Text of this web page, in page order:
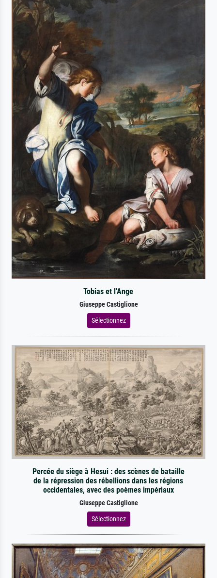
Tobias et l'Ange
Giuseppe Castiglione
Sélectionnez
Percée du siège à Hesui : des scènes de bataille
de la répression des rébellions dans les régions
occidentales, avec des poèmes impériaux
Giuseppe Castiglione
Sélectionnez